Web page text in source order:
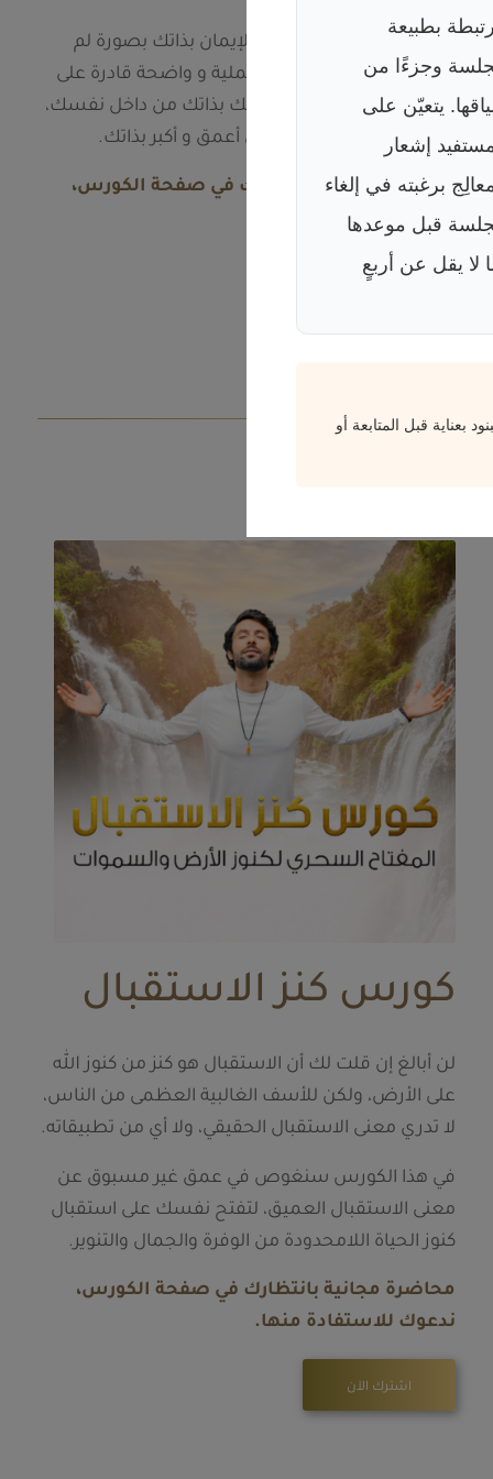
في هذا الكورس سنغرس الإيمان بذاتك بصورة لم
تعهدها من قبل، بتمارين عملية و واضحة قادرة على
اختراق أصوات الخوف والشك بذاتك من داخل نفسك،
و تحويلها إلى أسباب لإيمان أعمق و أكبر بذاتك.
محاضرة مجانية بانتظارك في صفحة الكورس،
ندعوك للاستفادة منها.
اشترك الآن
كورس كنز الاستقبال
لن أبالغ إن قلت لك أن الاستقبال هو كنز من كنوز الله
على الأرض، ولكن للأسف الغالبية العظمى من الناس،
لا تدري معنى الاستقبال الحقيقي، ولا أي من تطبيقاته.
في هذا الكورس سنغوص في عمق غير مسبوق عن
معنى الاستقبال العميق، لتفتح نفسك على استقبال
كنوز الحياة اللامحدودة من الوفرة والجمال والتنوير.
محاضرة مجانية بانتظارك في صفحة الكورس،
ندعوك للاستفادة منها.
اشترك الآن
بطبيعة
وجزءًا من
يتعيّن على
إشعار
برغبته في إلغاء
قبل موعدها
لا يقل عن أربعٍ
بعناية قبل المتابعة أو